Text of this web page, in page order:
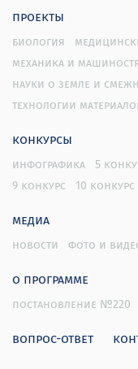
проекты
биология
механика и
науки о земле и
технологии
конкурсы
инфографика 5
9 конкурс
10 конкурс
медиа
новости фото и
о программе
постановление №220
вопрос-ответ